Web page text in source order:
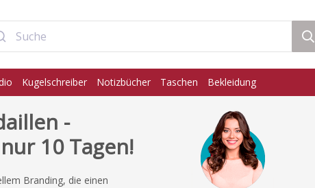
Kugelschreiber Notizbücher Taschen Bekleidung
-
10 Tagen!
Branding, die einen